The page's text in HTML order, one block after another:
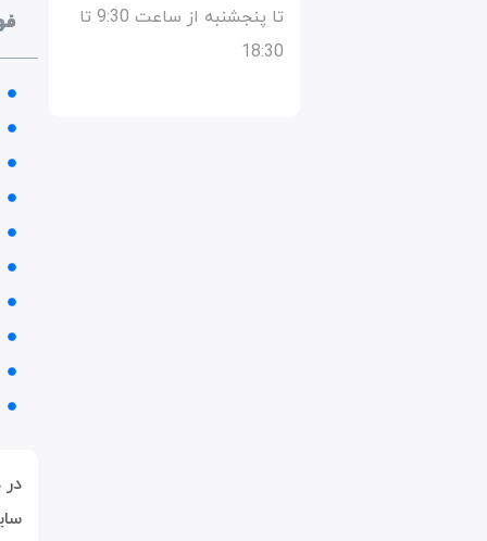
تا پنجشنبه از ساعت 9:30 تا
18:30